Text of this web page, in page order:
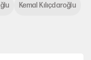
Kemal Kılıçdaroğlu